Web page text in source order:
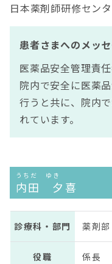
日本薬剤師研修セン
患者さまへのメッ
医薬品安全管理責
院内で安全に医薬
行うと共に、院内
れています。
うちだ ゆき
内田 夕喜
診療科・部門 薬剤部
役職 係長